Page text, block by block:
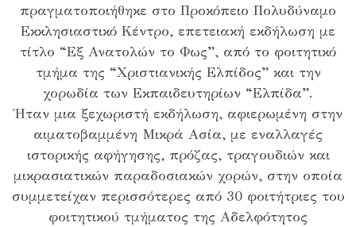
πραγματοποιήθηκε στο Προκόπειο Πολυδύναμο
Εκκλησιαστικό Κέντρο, επετειακή εκδήλωση με
τίτλο “Εξ Ανατολών το Φως”, από το φοιτητικό
τμήμα της “Χριστιανικής Ελπίδος” και την
χορωδία των Εκπαιδευτηρίων “Ελπίδα”.
Ήταν μια ξεχωριστή εκδήλωση, αφιερωμένη στην
αιματοβαμμένη Μικρά Ασία, με εναλλαγές
ιστορικής αφήγησης, πρόζας, τραγουδιών και
μικρασιατικών παραδοσιακών χορών, στην οποία
συμμετείχαν περισσότερες από 30 φοιτήτριες του
φοιτητικού τμήματος της Αδελφότητος